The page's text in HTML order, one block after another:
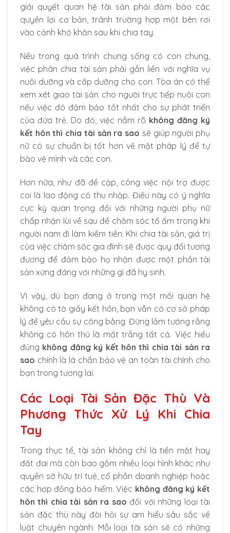
giải quyết quan hệ tài sản phải đảm bảo các
quyền lợi cơ bản, tránh trường hợp một bên rơi
vào cảnh khó khăn sau khi chia tay.
Nếu trong quá trình chung sống có con chung,
việc phân chia tài sản phải gắn liền với nghĩa vụ
nuôi dưỡng và cấp dưỡng cho con. Tòa án có thể
xem xét giao tài sản cho người trực tiếp nuôi con
nếu việc đó đảm bảo tốt nhất cho sự phát triển
của đứa trẻ. Do đó, việc nắm rõ không đăng ký
kết hôn thì chia tài sản ra sao sẽ giúp người phụ
nữ có sự chuẩn bị tốt hơn về mặt pháp lý để tự
bảo vệ mình và các con.
Hơn nữa, như đã đề cập, công việc nội trợ được
coi là lao động có thu nhập. Điều này có ý nghĩa
cực kỳ quan trọng đối với những người phụ nữ
chấp nhận lùi về sau để chăm sóc tổ ấm trong khi
người nam đi làm kiếm tiền. Khi chia tài sản, giá trị
của việc chăm sóc gia đình sẽ được quy đổi tương
đương để đảm bảo họ nhận được một phần tài
sản xứng đáng với những gì đã hy sinh.
Vì vậy, dù bạn đang ở trong một mối quan hệ
không có tờ giấy kết hôn, bạn vẫn có cơ sở pháp
lý để yêu cầu sự công bằng. Đừng lầm tưởng rằng
không có hôn thú là mất trắng tất cả. Việc hiểu
đúng không đăng ký kết hôn thì chia tài sản ra
sao chính là lá chắn bảo vệ an toàn tài chính cho
bạn trong tương lai.
Các Loại Tài Sản Đặc Thù Và
Phương Thức Xử Lý Khi Chia
Tay
Trong thực tế, tài sản không chỉ là tiền mặt hay
đất đai mà còn bao gồm nhiều loại hình khác như
quyền sở hữu trí tuệ, cổ phần doanh nghiệp hoặc
các hợp đồng bảo hiểm. Việc không đăng ký kết
hôn thì chia tài sản ra sao đối với những loại tài
sản đặc thù này đòi hỏi sự am hiểu sâu sắc về
luật chuyên ngành. Mỗi loại tài sản sẽ có những